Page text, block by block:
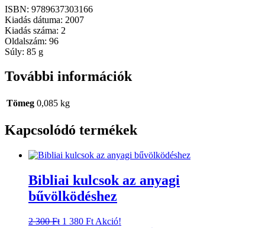
ISBN: 9789637303166
Kiadás dátuma: 2007
Kiadás száma: 2
Oldalszám: 96
Súly: 85 g
További információk
Tömeg 0,085 kg
Kapcsolódó termékek
Bibliai kulcsok az anyagi
bűvölködéshez
2 300Ft Original
1 380 FtCurrent
Akció!